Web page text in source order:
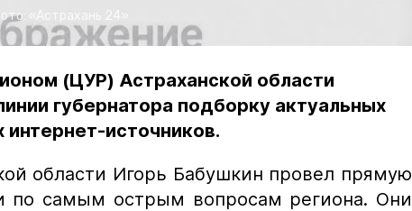
(ЦУР) Астраханской области
губернатора подборку актуальных
источников.
области Игорь Бабушкин провел прямую
по самым острым вопросам региона. Они